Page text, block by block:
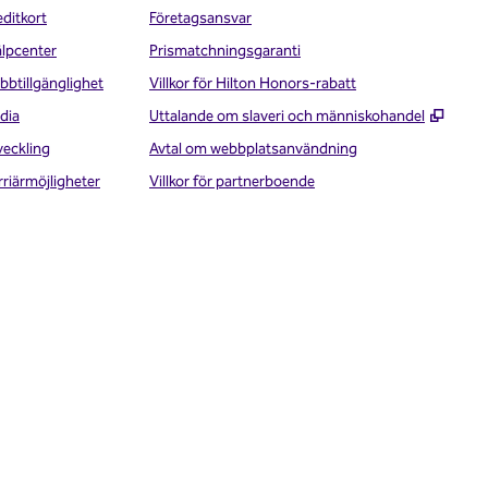
Företagsansvar
Prismatchningsgaranti
Villkor för Hilton Honors-rabatt
Uttalande om slaveri och människohandel
,
Avtal om webbplatsanvändning
Villkor för partnerboende